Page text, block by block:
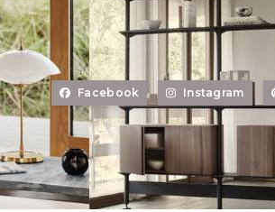
Facebook Instagram